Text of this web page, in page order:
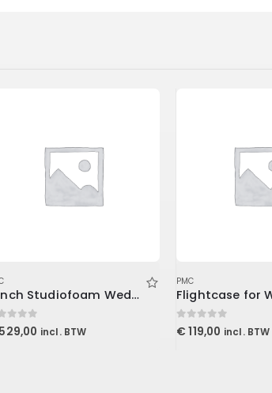
2 inch Studiofoam Wedge, 12-Pack 12-61x122cm panel, Burgundy
of 5
529,00 incl. BTW
PMC
Flightcase for
0out of 5
€ 119,00 incl. BTW